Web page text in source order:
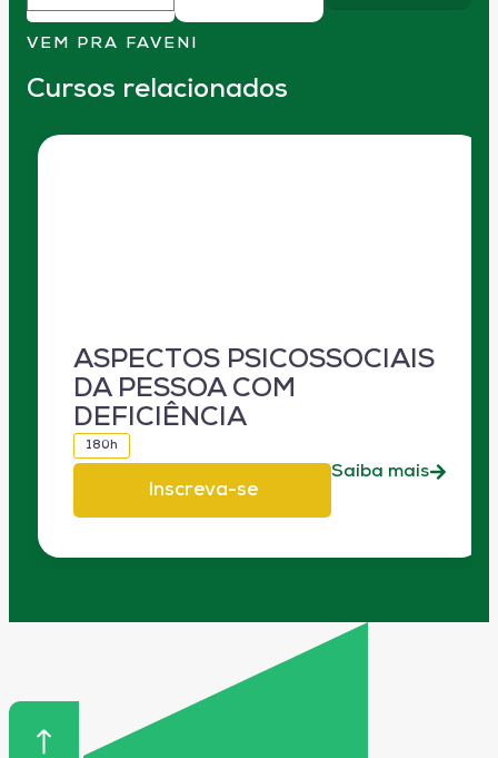
VEM PRA FAVENI
Cursos relacionados
ASPECTOS PSICOSSOCIAIS
DA PESSOA COM
DEFICIÊNCIA
180h
Inscreva-se
Saiba mais